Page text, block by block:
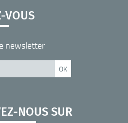
VOUS
newsletter
NOUS SUR